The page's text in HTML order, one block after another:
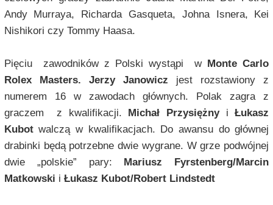
Andy Murraya, Richarda Gasqueta, Johna Isnera, Kei
Nishikori czy Tommy Haasa.
Pięciu zawodników z Polski wystąpi w Monte Carlo
Rolex Masters.
Jerzy Janowicz jest rozstawiony z
numerem 16 w zawodach głównych. Polak zagra z
graczem z kwalifikacji.
Michał PrzysiężnyiŁukasz
Kubotwalczą w kwalifikacjach. Do awansu do głównej
drabinki będą potrzebne dwie wygrane. W grze podwójnej
dwie „polskie” pary:
Mariusz Fyrstenberg/Marcin
Matkowski i Łukasz Kubot/Robert Lindstedt